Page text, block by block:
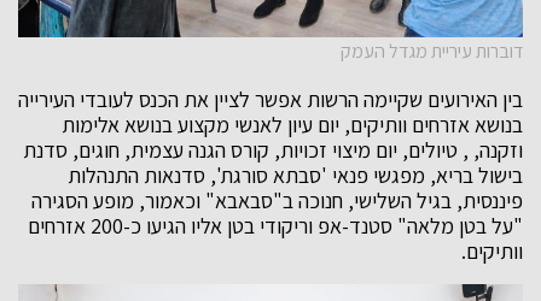
דוברות עיריית מגדל העמק
בין האירועים שקיימה הרשות אפשר לציין את הכנס לעובדי העירייה
בנושא אזרחים וותיקים, יום עיון לאנשי מקצוע בנושא אלימות
וזקנה, , טיולים, יום מיצוי זכויות, קורס הגנה עצמית, חוגים, סדנת
בישול בריא, מפגשי פנאי 'סבתא סורגת', סדנאות התנהלות
פיננסית, בגיל השלישי, חנוכה ב"סבאבא" וכאמור, מופע הסגירה
"על בטן מלאה" סטנד-אפ וריקודי בטן אליו הגיעו כ-200 אזרחים
וותיקים.